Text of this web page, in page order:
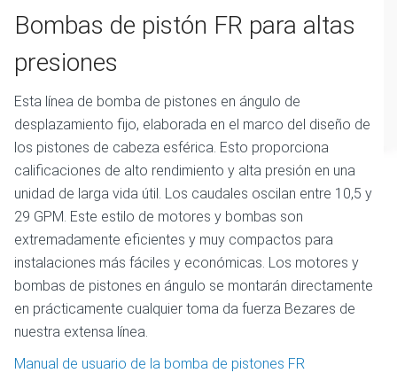
Bombas de pistón FR para altas
presiones
Esta línea de bomba de pistones en ángulo de
desplazamiento fijo, elaborada en el marco del diseño de
los pistones de cabeza esférica. Esto proporciona
calificaciones de alto rendimiento y alta presión en una
unidad de larga vida útil. Los caudales oscilan entre 10,5 y
29 GPM. Este estilo de motores y bombas son
extremadamente eficientes y muy compactos para
instalaciones más fáciles y económicas. Los motores y
bombas de pistones en ángulo se montarán directamente
en prácticamente cualquier toma da fuerza Bezares de
nuestra extensa línea.
Manual de usuario de la bomba de pistones FR